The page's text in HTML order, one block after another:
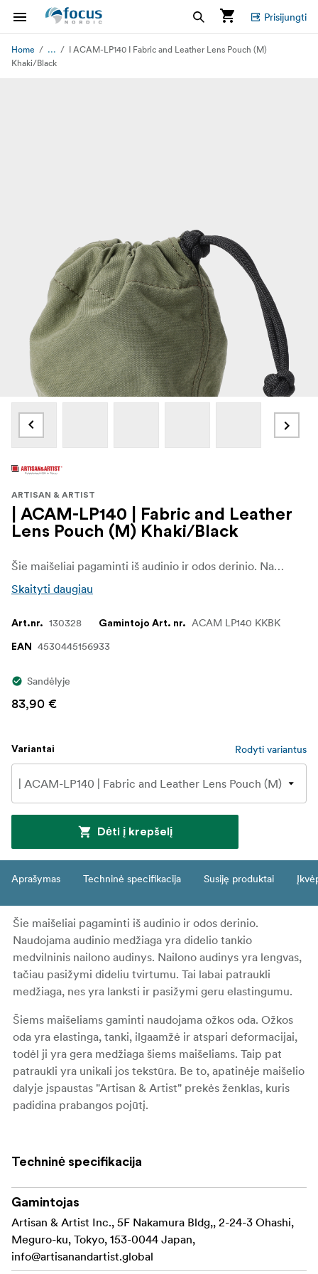
Prisijungti
Home ...
I ACAM-LP140 I Fabric and Leather Lens Pouch (M)
Khaki/Black
ARTISAN & ARTIST
| ACAM-LP140 | Fabric and Leather
Lens Pouch (M) Khaki/Black
Šie maišeliai pagaminti iš audinio ir odos derinio. Naudojama audinio medžiaga yra didelio tankio medvilninis nailono audinys. Nailono audinys yra lengvas, tačiau pasižymi dideliu tvirtumu. Tai labai patraukli medžiaga, nes yra lanksti ir pasižymi geru elastingumu.
Skaityti daugiau
Art.nr. 130328 Gamintojo Art. nr. ACAM LP140 KKBK
EAN 4530445156933
Sandėlyje
83,90 €
Variantai Rodyti variantus
Dėti į krepšelį
Aprašymas Techninė specifikacija Susiję produktai
Šie maišeliai pagaminti iš audinio ir odos derinio.
Naudojama audinio medžiaga yra didelio tankio
medvilninis nailono audinys. Nailono audinys yra lengvas,
tačiau pasižymi dideliu tvirtumu. Tai labai patraukli
medžiaga, nes yra lanksti ir pasižymi geru elastingumu.
Šiems maišeliams gaminti naudojama ožkos oda. Ožkos
oda yra elastinga, tanki, ilgaamžė ir atspari deformacijai,
todėl ji yra gera medžiaga šiems maišeliams. Taip pat
patraukli yra unikali jos tekstūra. Be to, apatinėje maišelio
dalyje įspaustas "Artisan & Artist" prekės ženklas, kuris
padidina prabangos pojūtį.
kaip kamščiai ir dekoratyviniais tikslais, suteikiant
maišeliams kasdieniškumo, bet kartu ir elegancijos. Dėl
kvadratinės dugno formos maišelį lengva laikyti šalia kitų
daiktų.
Viduje yra minkštas, į zomšą panašus poliesterio audinys,
apsaugantis objektyvą, o dėklo dugne įdėta papildoma
Techninė specifikacija
Gamintojas
Artisan & Artist Inc., 5F Nakamura Bldg,, 2-24-3 Ohashi,
Meguro-ku, Tokyo, 153-0044 Japan,
info@artisanandartist.global